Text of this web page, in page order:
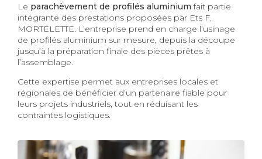
Le parachèvement de profilés aluminium fait partie
intégrante des prestations proposées par Ets F.
MORTELETTE. L’entreprise prend en charge l’usinage
de profilés aluminium sur mesure, depuis la découpe
jusqu’à la préparation finale des pièces prêtes à
l’assemblage.
Cette expertise permet aux entreprises locales et
régionales de bénéficier d’un partenaire fiable pour
leurs projets industriels, tout en réduisant les
contraintes logistiques.